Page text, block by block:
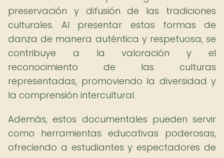
preservación y difusión de las tradiciones
culturales. Al presentar estas formas de
danza de manera auténtica y respetuosa, se
contribuye a la valoración y el
reconocimiento de las culturas
representadas, promoviendo la diversidad y
la comprensión intercultural.
Además, estos documentales pueden servir
como herramientas educativas poderosas,
ofreciendo a estudiantes y espectadores de